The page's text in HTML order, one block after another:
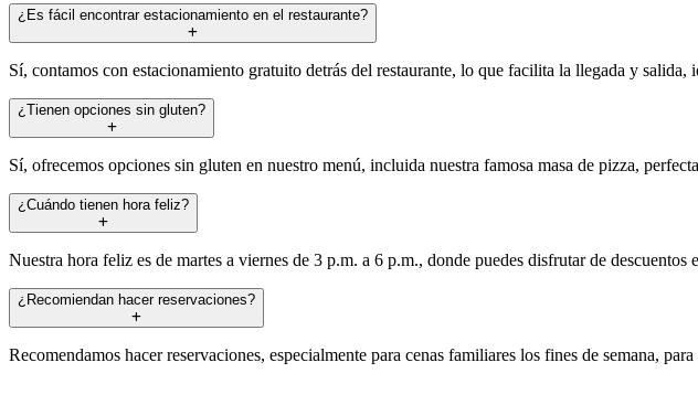
¿Es fácil encontrar estacionamiento en el restaurante?
Sí, contamos con estacionamiento gratuito detrás del restaurante, lo que facilita la llegada y salida,
¿Tienen opciones sin gluten?
Sí, ofrecemos opciones sin gluten en nuestro menú, incluida nuestra famosa masa de pizza,
¿Cuándo tienen hora feliz?
Nuestra hora feliz es de martes a viernes de 3 p.m. a 6 p.m., donde puedes disfrutar de descuentos
¿Recomiendan hacer reservaciones?
Recomendamos hacer reservaciones, especialmente para cenas familiares los fines de semana,